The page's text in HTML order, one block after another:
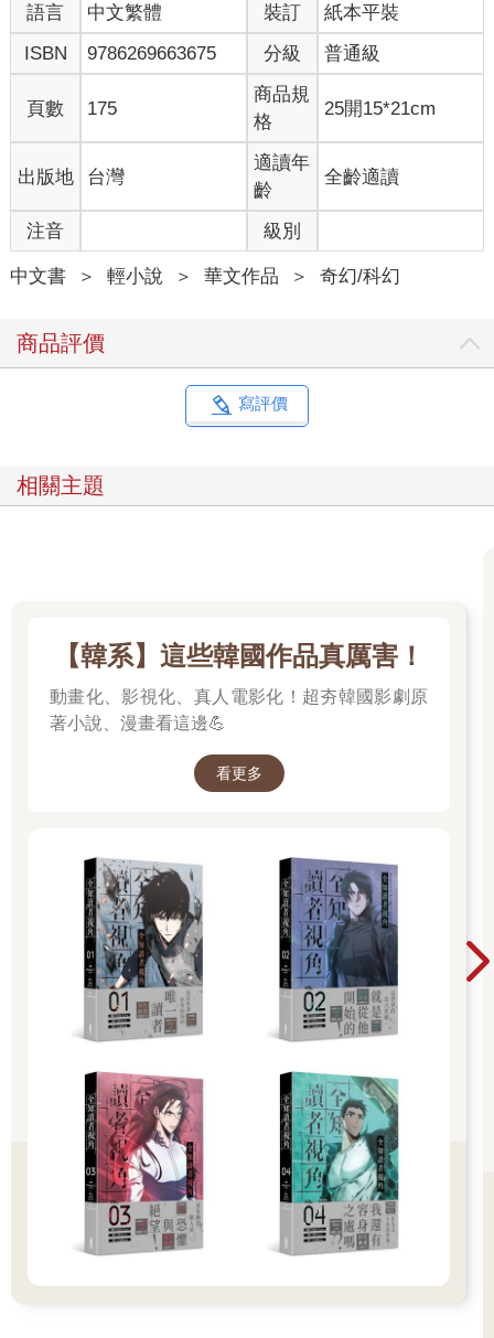
「原來……群龍之中也有這麼與眾不同的個體……」眼前這尊蠟
白與冰藍色的龍軀，儘管輪廓比靈鎧龍略小，卻綻放著逼人的寒
光。祂紅色的雙眼先掃過狂戰士、接著又停留在奎利昂身上。
「這麼一來，臭蟲的餘孽就鑽不回地洞裡了……」沉厚無比的嗓
聲從寒色獠牙底下傳出：「梅爾提斯教團的叛徒，以及伊伯萊特
大公的原定宿體，給爾等一個機會，離開靈鎧，或能活命。」
莎良讓奎利昂舉起長劍指向冰龍，沉然道：「冰龍，你為何會知
道梅爾提斯教團之事？你又有什麼資格論斷我們的死活？」
「不˙ 得˙ 無˙ 禮！吾乃寒冰龍爵尤里薩。」尤里薩道：「吾不過
尤里薩的反應，似乎說明著「冰龍」一詞在祂耳里是個蔑稱，不
同時，狂戰士亞蘭梅德已側著身將巨斧的長柄插在眼前地面，另
隨時將長劍化作鎖鏈劍突襲冰龍。
牙之間舞動：「吾能透過共振，感應由龍骨鑄成的爾等靈鎧內，
魔晶內之魔力正處於低位。換言之，爾等並無勝算！」
冰龍尤里薩咬文嚼字的低語令人一知半解，但莎良依舊能聽出其
大量消耗魔力，因而短期內無法再度使用十字審判或三重咆哮之
類的強力符文攻擊。儘管如此，莎良知道絕對不能讓對方在氣勢
蒂兒的聲音也從擴音器裡傳來：「莎良，我從空路、你從地面，
同時朝冰龍發動襲擊，替我製造機會。」
「知道了！」莎良聞言，從潛望鏡看見狂戰士已經轉變為翼獅、
躍向天際，立刻讓奎利昂執起盾牌，正面朝著冰龍尤里薩奔襲而
「哦，不錯嘛～」冰龍面對奎利昂的正面衝撞，卻輕靈地擺動灰
著盾牌的衝鋒，銳利的龍爪更朝奎利昂背部原本就因橘石堡激戰
中「蒔」造成的破損處抓去，而將裝甲的破損撕開為一塊大裂
隙；緊接著，尤里薩另一腳踢出，將奎利昂直直踹飛、撞上了剛
剛崩塌的甬道口所形成的山壁。
「唔……」莎良在駕駛艙內震得七葷八素，在潛望鏡視野映出的
沙塵景象中，勉力想讓奎利昂站起身。這時，他卻從朝向後方的
潛望鏡上，看見了翼獅型態的狂戰士，已從天際高速朝著冰龍高
速俯衝，宛若一隻正釘死獵物、收翅衝鋒的遊隼！
語言 中文繁體 裝訂
紙本平裝
ISBN
9786269663675 分級 普通級
頁數 175
商品規
格
25開15*21cm
出版地 台灣
適讀年
齡
全齡適讀
注音 級別
中文書 ＞ 輕小說 ＞ 華文作品 ＞ 奇幻/科幻
商品評價
寫評價
相關主題
【韓系】這些韓國作品真厲害！
動畫化、影視化、真人電影化！超夯韓國影劇原
著小說、漫畫看這邊💪
看更多